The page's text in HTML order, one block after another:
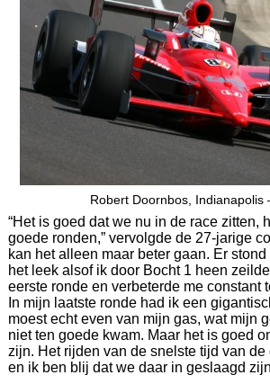
Robert Doornbos,
“Het is goed dat we nu in de race zitten,
goede ronden,” vervolgde de 27-jarige
kan het alleen maar beter gaan. Er
het leek alsof ik door Bocht 1 heen
eerste ronde en verbeterde me constant
In mijn laatste ronde had ik een
moest echt even van mijn gas, wat mijn
niet ten goede kwam. Maar het is goed
zijn. Het rijden van de snelste tijd van de
en ik ben blij dat we daar in geslaagd